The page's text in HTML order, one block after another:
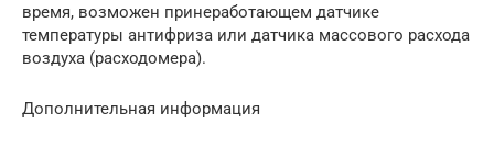
время, возможен принеработающем датчике
температуры антифриза или датчика массового расхода
воздуха (расходомера).
Дополнительная информация